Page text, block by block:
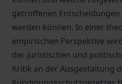
getroffenen
werden können. In einer
empirischen Perspektive
der juristischen und
Kritik an der Ausgestaltung